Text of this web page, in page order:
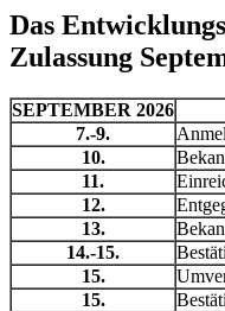
Das
Zulassung
SEPTEMBER 2026
7.-9.
10.
11.
12.
13.
14.-15.
15.
15.